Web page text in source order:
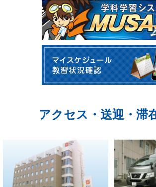
アクセス・送迎・滞